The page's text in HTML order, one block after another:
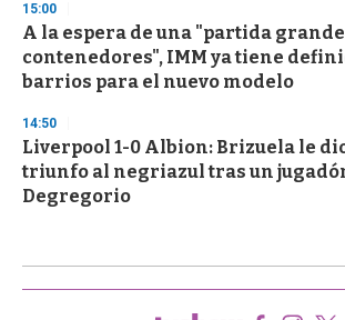
15:00
A la espera de una "partida
contenedores", IMM ya tiene
barrios para el nuevo modelo
14:50
Liverpool 1-0 Albion: Brizuela le
triunfo al negriazul tras un
Degregorio